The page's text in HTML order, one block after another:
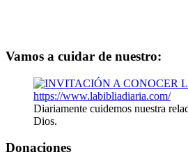
Vamos a cuidar de nuestro:
Diariamente cuidemos nuestra
Dios.
Donaciones